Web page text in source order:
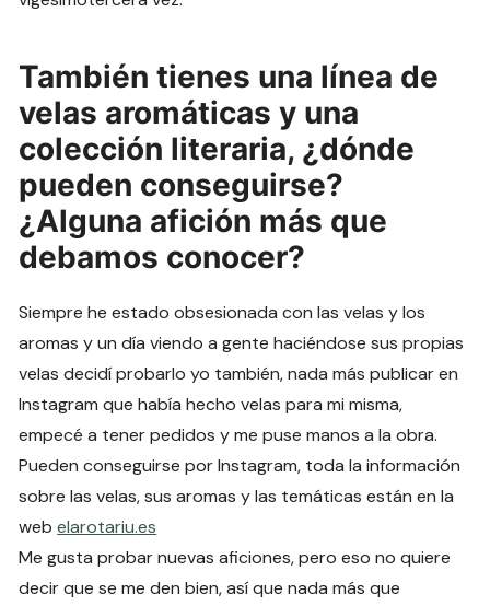
También tienes una línea de
velas aromáticas y una
colección literaria, ¿dónde
pueden conseguirse?
¿Alguna afición más que
debamos conocer?
Siempre he estado obsesionada con las velas y los
aromas y un día viendo a gente haciéndose sus propias
velas decidí probarlo yo también, nada más publicar en
Instagram que había hecho velas para mi misma,
empecé a tener pedidos y me puse manos a la obra.
Pueden conseguirse por Instagram, toda la información
sobre las velas, sus aromas y las temáticas están en la
webelarotariu.es
Me gusta probar nuevas aficiones, pero eso no quiere
decir que se me den bien, así que nada más que